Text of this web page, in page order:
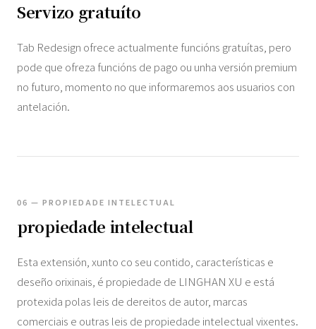
Servizo gratuíto
Tab Redesign ofrece actualmente funcións gratuítas, pero
pode que ofreza funcións de pago ou unha versión premium
no futuro, momento no que informaremos aos usuarios con
antelación.
06 — PROPIEDADE INTELECTUAL
propiedade intelectual
Esta extensión, xunto co seu contido, características e
deseño orixinais, é propiedade de LINGHAN XU e está
protexida polas leis de dereitos de autor, marcas
comerciais e outras leis de propiedade intelectual vixentes.